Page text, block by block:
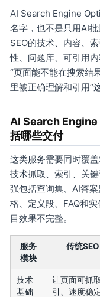
AI Search Engine
名字，也不是只用AI
SEO的技术、内容、
性、问题库、可引用
“页面能不能在搜索结
里被正确理解和引用”
AI Search
括哪些交付
这类服务需要同时覆
技术抓取、索引、关
强包括查询集、AI答
格、定义段、FAQ和
目效果不完整。
服务
模块
传统
技术
基础
让页面可抓
引、速度稳